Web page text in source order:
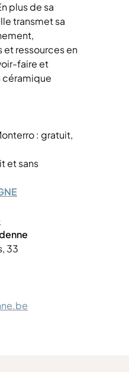
plus de sa
transmet sa
ressources en
faire et
céramique
: gratuit,
et sans
33